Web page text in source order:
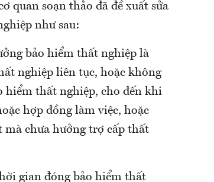
quan soạn thảo đã đề xuất sửa
như sau:
bảo hiểm thất nghiệp là
nghiệp liên tục, hoặc không
hiểm thất nghiệp, cho đến khi
hợp đồng làm việc, hoặc
mà chưa hưởng trợ cấp thất
gian đóng bảo hiểm thất